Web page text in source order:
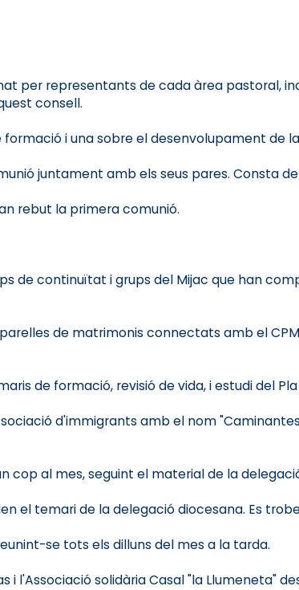
per representants de cada àrea pastoral,
consell.
i una sobre el desenvolupament de
juntament amb els seus pares. Consta de
rebut la primera comunió.
de continuïtat i grups del Mijac que han
de matrimonis connectats amb el
de formació, revisió de vida, i estudi del
d'immigrants amb el nom
cop al mes, seguint el material de la
el temari de la delegació diocesana. Es
se tots els dilluns del mes a la tarda.
l'Associació solidària Casal "la Llumeneta"